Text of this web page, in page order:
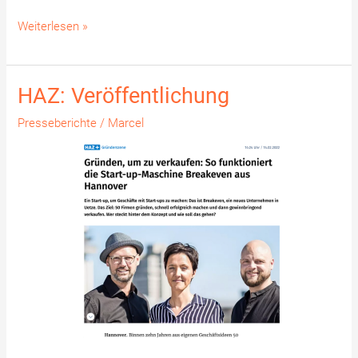
Weiterlesen »
HAZ: Veröffentlichung
Presseberichte / Marcel
HAZ: